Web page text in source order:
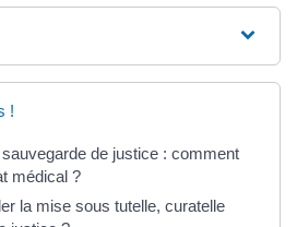
!
de justice : comment
médical ?
la mise sous tutelle, curatelle